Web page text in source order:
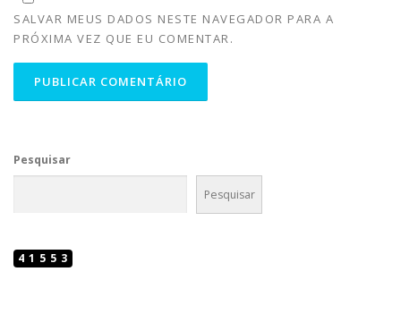
SALVAR MEUS DADOS NESTE NAVEGADOR PARA A
PRÓXIMA VEZ QUE EU COMENTAR.
Pesquisar
Pesquisar
41553